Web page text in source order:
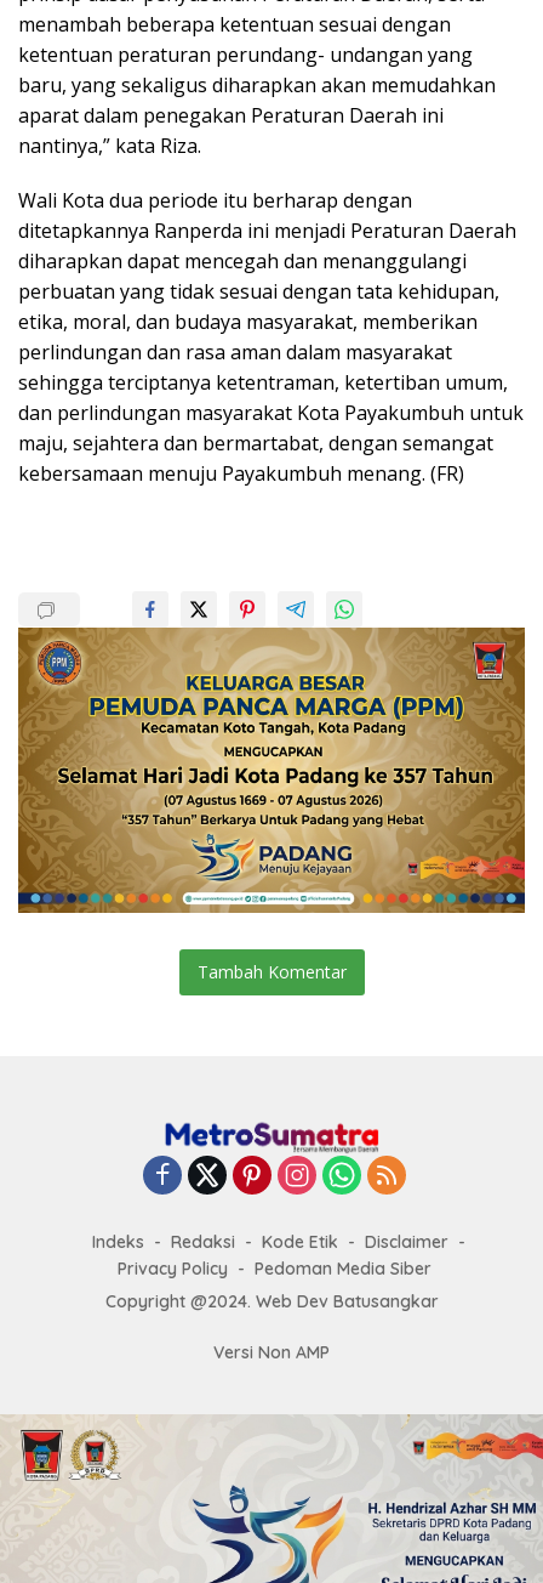
menambah beberapa ketentuan sesuai dengan
ketentuan peraturan perundang- undangan yang
baru, yang sekaligus diharapkan akan memudahkan
aparat dalam penegakan Peraturan Daerah ini
nantinya,” kata Riza.
Wali Kota dua periode itu berharap dengan
ditetapkannya Ranperda ini menjadi Peraturan Daerah
diharapkan dapat mencegah dan menanggulangi
perbuatan yang tidak sesuai dengan tata kehidupan,
etika, moral, dan budaya masyarakat, memberikan
perlindungan dan rasa aman dalam masyarakat
sehingga terciptanya ketentraman, ketertiban umum,
dan perlindungan masyarakat Kota Payakumbuh untuk
maju, sejahtera dan bermartabat, dengan semangat
kebersamaan menuju Payakumbuh menang. (FR)
Tambah Komentar
Indeks Redaksi Kode Etik
Disclaimer
Privacy Policy
Pedoman Media Siber
Copyright @2024. Web Dev Batusangkar
Versi Non AMP